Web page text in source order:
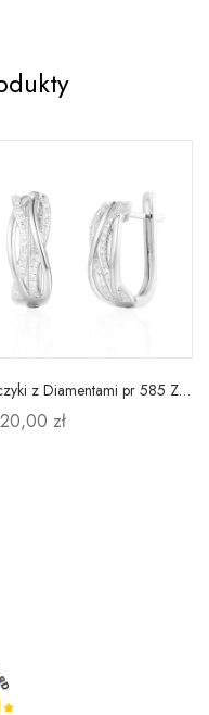
Kolczyki z Diamentami pr 585 Zapięcie Angielskie
zł